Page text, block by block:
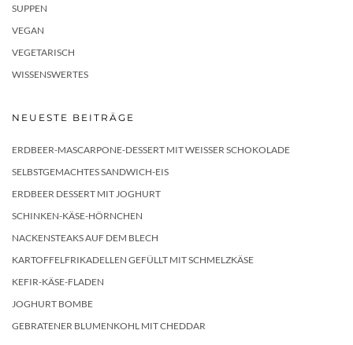
SUPPEN
VEGAN
VEGETARISCH
WISSENSWERTES
NEUESTE BEITRÄGE
ERDBEER-MASCARPONE-DESSERT MIT WEISSER SCHOKOLADE
SELBSTGEMACHTES SANDWICH-EIS
ERDBEER DESSERT MIT JOGHURT
SCHINKEN-KÄSE-HÖRNCHEN
NACKENSTEAKS AUF DEM BLECH
KARTOFFELFRIKADELLEN GEFÜLLT MIT SCHMELZKÄSE
KEFIR-KÄSE-FLADEN
JOGHURT BOMBE
GEBRATENER BLUMENKOHL MIT CHEDDAR